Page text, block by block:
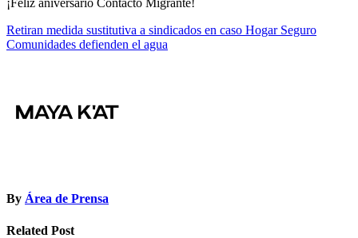
¡Feliz aniversario Contacto Migrante!
Navegación
de
Retiran medida sustitutiva a sindicados en caso Hogar Seguro
Comunidades defienden el agua
By Área de Prensa
Related Post